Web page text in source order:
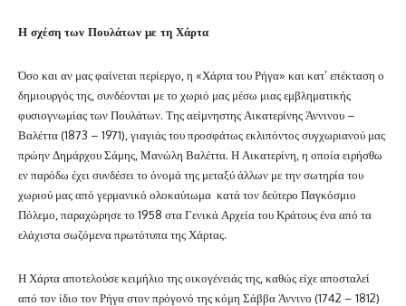
Η σχέση των Πουλάτων με τη Χάρτα
Όσο και αν μας φαίνεται περίεργο, η «Χάρτα του Ρήγα» και κατ’ επέκταση ο
δημιουργός της, συνδέονται με το χωριό μας μέσω μιας εμβληματικής
φυσιογνωμίας των Πουλάτων. Της αείμνηστης Αικατερίνης Άννινου –
Βαλέττα (1873 – 1971), γιαγιάς του προσφάτως εκλιπόντος συγχωριανού μας
πρώην Δημάρχου Σάμης, Μανώλη Βαλέττα. Η Αικατερίνη, η οποία ειρήσθω
εν παρόδω έχει συνδέσει το όνομά της μεταξύ άλλων με την σωτηρία του
χωριού μας από γερμανικό ολοκαύτωμα κατά τον δεύτερο Παγκόσμιο
Πόλεμο, παραχώρησε το 1958 στα Γενικά Αρχεία του Κράτους ένα από τα
ελάχιστα σωζόμενα πρωτότυπα της Χάρτας.
Η Χάρτα αποτελούσε κειμήλιο της οικογένειάς της, καθώς είχε αποσταλεί
από τον ίδιο τον Ρήγα στον πρόγονό της κόμη Σάββα Άννινο (1742 – 1812)